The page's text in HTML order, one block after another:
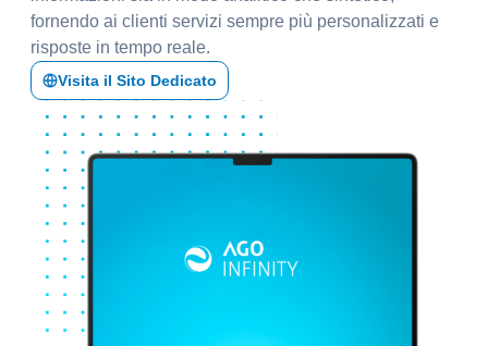
fornendo ai clienti servizi sempre più personalizzati e
risposte in tempo reale.
Visita il Sito Dedicato